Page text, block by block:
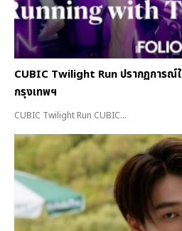
CUBIC Twilight Run ปรากฏการณ์
กรุงเทพฯ
CUBIC Twilight Run CUBIC...